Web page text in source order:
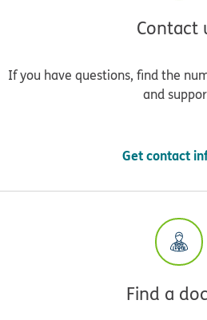
Contact
If you have questions, find the
and
Get contact
Find a